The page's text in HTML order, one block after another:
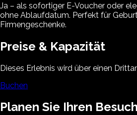
Ja – als sofortiger E-Voucher oder
ohne Ablaufdatum. Perfekt für
Firmengeschenke.
Preise & Kapazität
Dieses Erlebnis wird über einen
Buchen
Planen Sie Ihren Besuch